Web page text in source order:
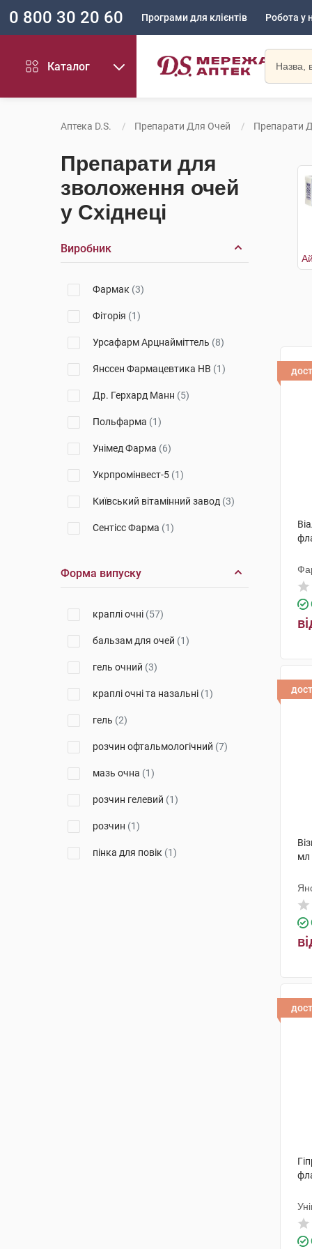
0 800 30 20 60 Програми для клієнтів Робота у
Каталог
Аптека D.S. Препарати Для Очей Препарати
Препарати для
зволоження очей
у Східнеці
Виробник
Фармак (3)
Фіторія (1)
Урсафарм Арцнайміттель (8)
Янссен Фармацевтика НВ (1)
Др. Герхард Манн (5)
Польфарма (1)
Унімед Фарма (6)
Укрпромінвест-5 (1)
Київський вітамінний завод (3)
Сентісс Фарма (1)
Уорлд Медицин Ілач Сан. Ве
Варшавський ФЗ Польфа
АРІСТО ФАРМА ГМБХ
Форма випуску
краплі очні (57)
бальзам для очей (1)
гель очний (3)
краплі очні та назальні (1)
гель (2)
розчин офтальмологічний (7)
мазь очна (1)
розчин гелевий (1)
розчин (1)
пінка для повік (1)
мл